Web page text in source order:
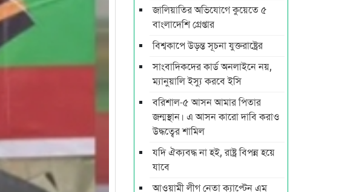
জালিয়াতির অভিযোগে কুয়েতে ৫
বাংলাদেশি গ্রেপ্তার
বিশ্বকাপে উড়ন্ত সূচনা যুক্তরাষ্ট্রের
সাংবাদিকদের কার্ড অনলাইনে নয়,
ম্যানুয়ালি ইস্যু করবে ইসি
বরিশাল-৫ আসন আমার পিতার
জন্মস্থান। এ আসন কারো দাবি করাও
উদ্ধত্বের শামিল
যদি ঐক্যবদ্ধ না হই, রাষ্ট্র বিপন্ন হয়ে
যাবে
আওয়ামী লীগ নেতা ক্যাপ্টেন এম